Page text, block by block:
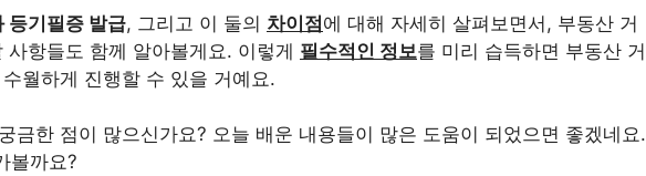
등기필증 발급, 그리고 이 둘의 차이점에 대해 자세히 살펴보면서, 부동산 거
사항들도 함께 알아볼게요. 이렇게 필수적인 정보를 미리 습득하면 부동산 거
월하게 진행할 수 있을 거예요.
금한 점이 많으신가요? 오늘 배운 내용들이 많은 도움이 되었으면 좋겠네요.
볼까요?